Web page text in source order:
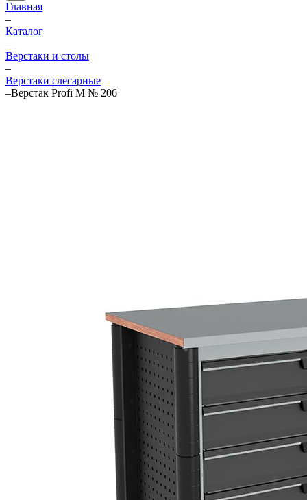
Главная
–
Каталог
–
Верстаки и столы
–
Верстаки слесарные
–Верстак Profi M № 206